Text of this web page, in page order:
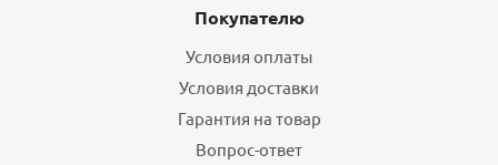
Покупателю
Условия оплаты
Условия доставки
Гарантия на товар
Вопрос-ответ